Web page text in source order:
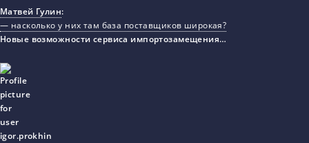
Матвей Гулин:
— насколько у них там база поставщиков широкая?
Новые возможности сервиса импортозамещения…